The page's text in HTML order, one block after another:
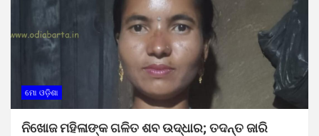
ମୋ ଓଡ଼ିଶା
ନିଖୋଜ ମହିଳାଙ୍କ ଗଳିତ ଶବ ଉଦ୍ଧାର; ତଦନ୍ତ ଜାରି